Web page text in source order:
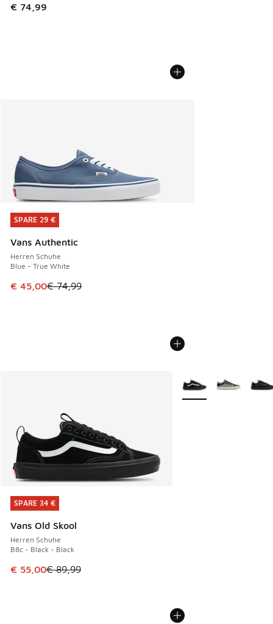
€ 74,99
SPARE 29 €
Vans Authentic
Herren Schuhe
Blue - True White
Dieser Artikel ist im Sale. Der Preis ist von € 74,99 auf €
€ 45,00€ 74,99
SPARE 29 €
SPARE 34 €
Vans Old Skool
Herren Schuhe
B8c - Black - Black
Dieser Artikel ist im Sale. Der Preis ist von € 89,99 auf €
€ 55,00€ 89,99
SPARE 34 €
Weitere Farben